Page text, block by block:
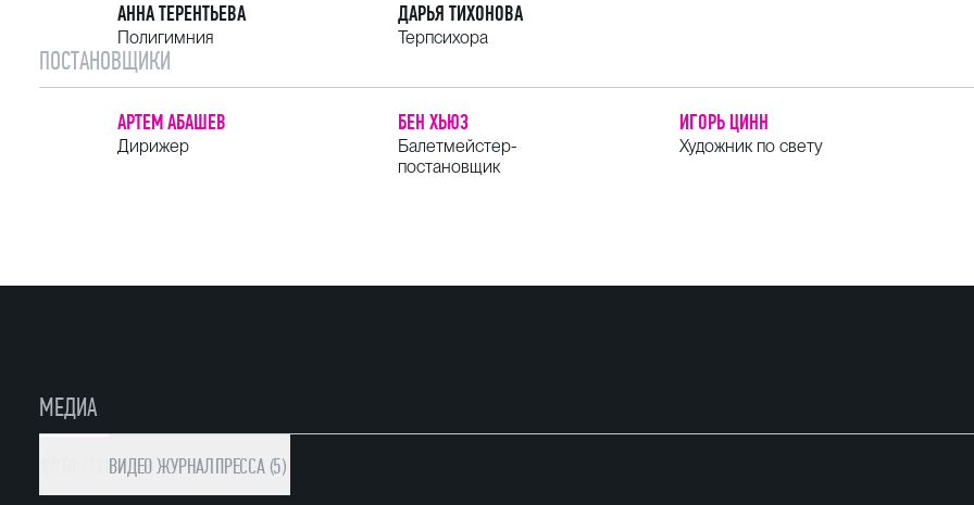
АННА ТЕРЕНТЬЕВА
Полигимния
ДАРЬЯ ТИХОНОВА
Терпсихора
ПОСТАНОВЩИКИ
АРТЕМ АБАШЕВ
Дирижер
БЕН ХЬЮЗ
Балетмейстер-
постановщик
ИГОРЬ ЦИНН
Художник по свету
МЕДИА
ВИДЕОЖУРНАЛПРЕССА (5)